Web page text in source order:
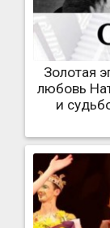
Золотая
любовь
и